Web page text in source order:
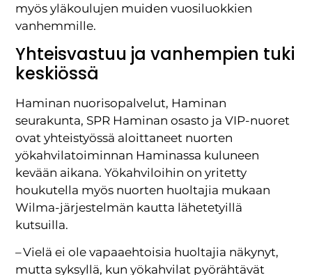
myös yläkoulujen muiden vuosiluokkien
vanhemmille.
Yhteisvastuu ja vanhempien tuki
keskiössä
Haminan nuorisopalvelut, Haminan
seurakunta, SPR Haminan osasto ja VIP-nuoret
ovat yhteistyössä aloittaneet nuorten
yökahvilatoiminnan Haminassa kuluneen
kevään aikana. Yökahviloihin on yritetty
houkutella myös nuorten huoltajia mukaan
Wilma-järjestelmän kautta lähetetyillä
kutsuilla.
– Vielä ei ole vapaaehtoisia huoltajia näkynyt,
mutta syksyllä, kun yökahvilat pyörähtävät